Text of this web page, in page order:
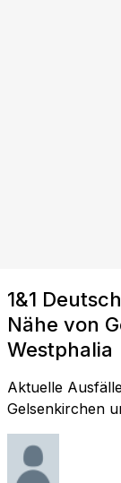
1&1
Nähe von
Westphalia
Aktuelle
Gelsenkirchen